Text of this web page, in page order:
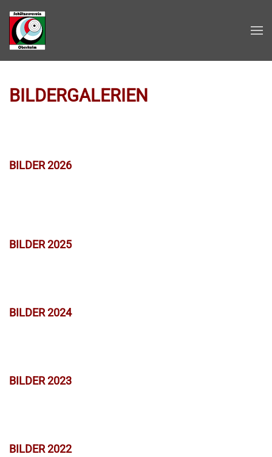
Zum Hauptinhalt springen
BILDERGALERIEN
BILDER 2026
BILDER 2025
BILDER 2024
BILDER 2023
BILDER 2022